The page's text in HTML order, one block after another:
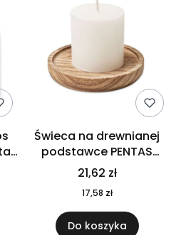
Świeca na drewnianej
podstawce PENTAS
MO6282-40
21,62 zł
17,58 zł
Do koszyka